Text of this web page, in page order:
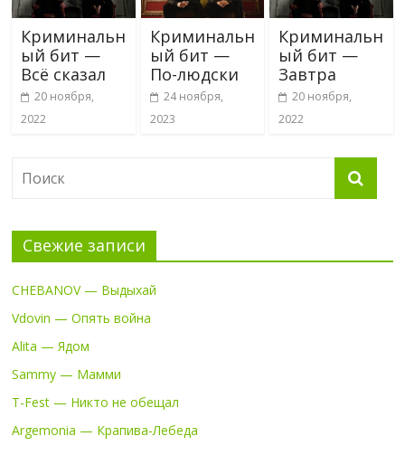
Криминальн
ый бит —
Всё сказал
20 ноября,
2022
Криминальн
ый бит —
По-людски
24 ноября,
2023
Криминальн
ый бит —
Завтра
20 ноября,
2022
Свежие записи
CHEBANOV — Выдыхай
Vdovin — Опять война
Alita — Ядом
Sammy — Мамми
T-Fest — Никто не обещал
Argemonia — Крапива-Лебеда